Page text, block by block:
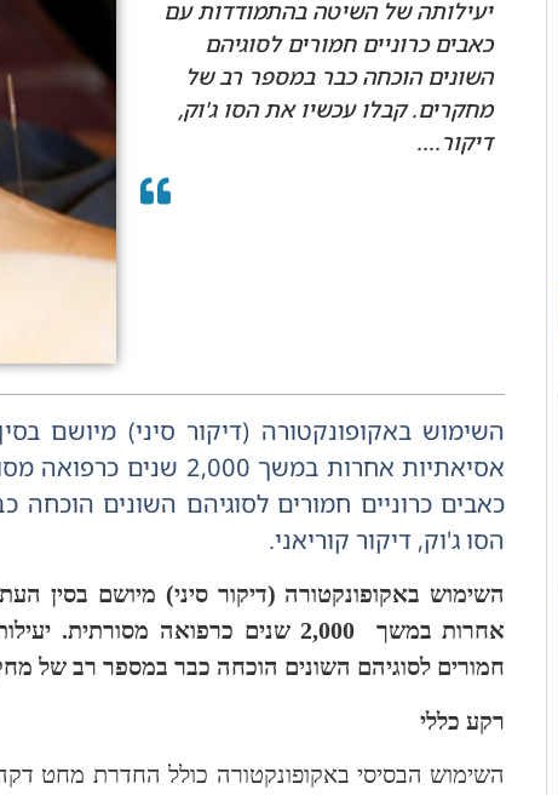
יעילותה של השיטה בהתמודדות עם
כאבים כרוניים חמורים לסוגיהם
השונים הוכחה כבר במספר רב של
מחקרים. קבלו עכשיו את הסו ג'וק,
דיקור....
השימוש באקופונקטורה (דיקור סיני) מיושם
אסיאתיות אחרות במשך
כאבים כרוניים חמורים לסוגיהם השונים
הסו ג'וק, דיקור קוריאני.
השימוש באקופונקטורה (דיקור סיני) מיושם בסין
אחרות במשך
2,000 שנים כרפואה מסורתית.
חמורים לסוגיהם השונים הוכחה כבר במספר רב של
רקע כללי
השימוש הבסיסי באקופונקטורה כולל החדרת מחט דקה